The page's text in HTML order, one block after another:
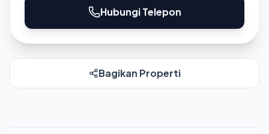
Hubungi Telepon
Bagikan Properti